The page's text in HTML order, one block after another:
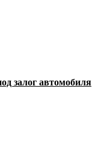
залог автомобиля